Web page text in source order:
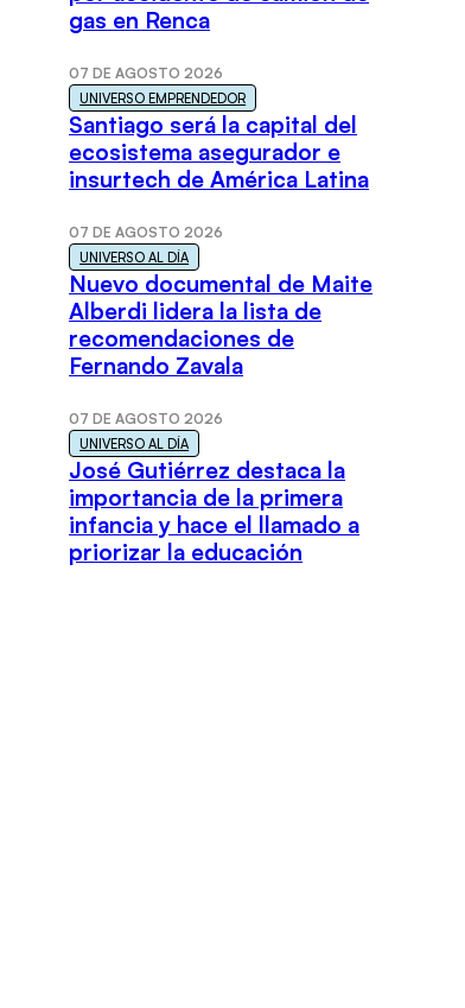
gas en Renca
07 DE AGOSTO 2026
UNIVERSO EMPRENDEDOR
Santiago será la capital del
ecosistema asegurador e
insurtech de América Latina
07 DE AGOSTO 2026
UNIVERSO AL DÍA
Nuevo documental de Maite
Alberdi lidera la lista de
recomendaciones de
Fernando Zavala
07 DE AGOSTO 2026
UNIVERSO AL DÍA
José Gutiérrez destaca la
importancia de la primera
infancia y hace el llamado a
priorizar la educación